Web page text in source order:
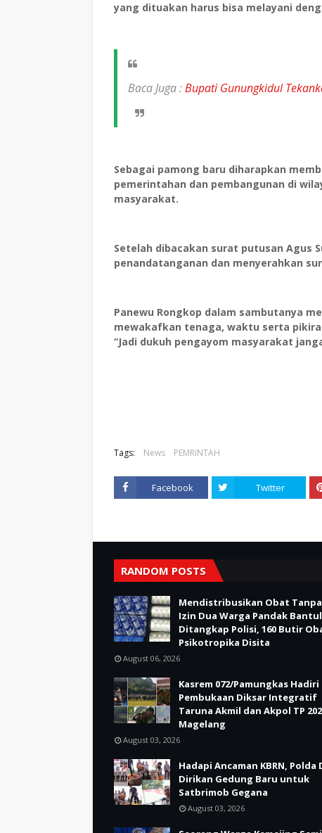
yang dituakan harus bisa melayani
Baca Juga :Bupati Gunungkidul
Sebagai pamong baru diharapkan
pemerintahan dan pembangunan di
masyarakat.
Setelah dibacakan surat putusan Agus
penandatanganan dan menyerahkan
Panewu Rongkop dalam sambutanya
mewakafkan tenaga, waktu serta
“Jadi dukuh pengayom masyarakat
Tags: News PEMRINTAH
Facebook Twitter
RANDOM POSTS
Mendistribusikan Obat Tanpa
Izin Dua Warga Pandak Bantul
Ditangkap Polisi, 160 Butir
Psikotropika Disita
August 06, 2026
Kasrem 072/Pamungkas Hadiri
Pembukaan Diksar Integratif
Taruna Akmil dan Akpol TP
Magelang
August 03, 2026
Hadapi Ancaman KBRN, Polda
Dirikan Gedung Baru untuk
Satbrimob Gegana
August 03, 2026